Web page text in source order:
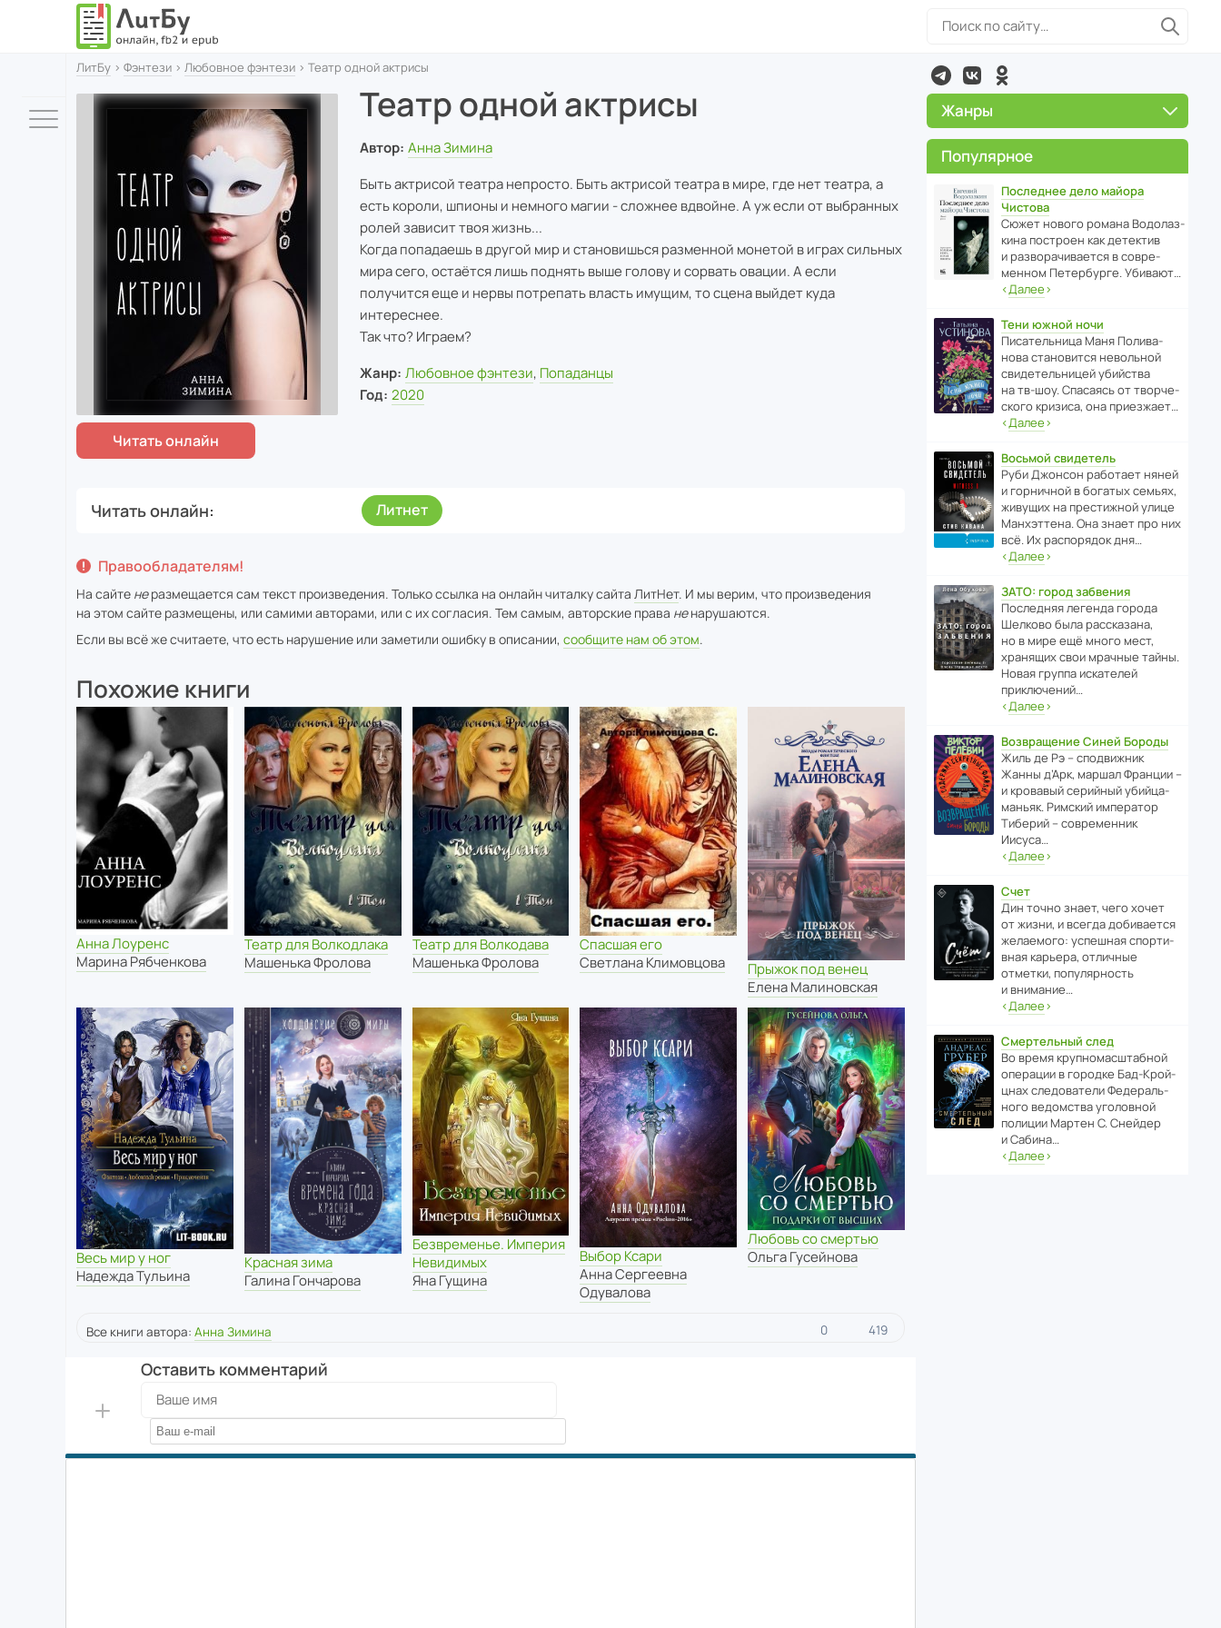
ЛитБу › Фэнтези › Любовное фэнтези › Театр одной актрисы
Театр одной актрисы
Автор: Анна Зимина
Быть актрисой театра непросто. Быть актрисой театра в мире, где нет театра, а
есть короли, шпионы и немного магии - сложнее вдвойне. А уж если от выбранных
ролей зависит твоя жизнь...
Когда попадаешь в другой мир и становишься разменной монетой в играх сильных
мира сего, остаётся лишь поднять выше голову и сорвать овации. А если
получится еще и нервы потрепать власть имущим, то сцена выйдет куда
интереснее.
Так что? Играем?
Жанр: Любовное фэнтези, Попаданцы
Год: 2020
Читать онлайн Литнет
Правообладателям!
На сайте неразмещается сам текст произведения. Только ссылка на онлайн читалку сайта ЛитНет. И мы верим, что произведения
на этом сайте размещены, или самими авторами, или с их согласия. Тем самым, авторские права ненарушаются.
Если вы всё же считаете, что есть нарушение или заметили ошибку в описании, сообщите нам об этом.
Похожие книги
Анна Лоуренс
Марина Рябченкова
Театр для Волкодлака
Машенька Фролова
Театр для Волкодава
Машенька Фролова
Спасшая его
Светлана Климовцова
Прыжок под венец
Елена Малиновская
Весь мир у ног
Надежда Тульина
Красная зима
Галина Гончарова
Безвременье. Империя
Невидимых
Яна Гущина
Выбор Ксари
Анна Сергеевна
Одувалова
Любовь со смертью
Ольга Гусейнова
Все книги автора: Анна Зимина 0 419
Оставить комментарий
Жанры
Популярное
Последнее дело майора
Чистова
Сюжет нового романа Водо­ла­з­
кина пост­роен как дете­ктив
и разво­ра­чи­ва­ется в совре­
менном Пете­р­бурге. Убивают…
‹Далее›
Тени южной ночи
Писа­тель­ница Маня Поли­ва­
нова стано­вится невольной
свиде­тель­ницей убийства
на тв-шоу. Спасаясь от твор­че­
с­кого кризиса, она приезжает…
‹Далее›
Восьмой свидетель
Руби Джонсон рабо­тает няней
и горни­чной в богатых семьях,
живущих на прес­ти­жной улице
Манх­эт­тена. Она знает про них
всё. Их распо­рядок дня…
‹Далее›
ЗАТО: город забвения
После­дняя легенда города
Шелково была расска­зана,
но в мире ещё много мест,
хранящих свои мрачные тайны.
Новая группа иска­телей
приключений…
‹Далее›
Возвращение Синей Бороды
Жиль де Рэ – спод­ви­жник
Жанны д’Арк, маршал Франции –
и кровавый серийный убийца-
маньяк. Римский импе­ратор
Тиберий – совре­менник
Иисуса…
‹Далее›
Счет
Дин точно знает, чего хочет
от жизни, и всегда доби­ва­ется
жела­е­мого: успе­шная спор­ти­
вная карьера, отли­чные
отметки, попу­ля­р­ность
и внимание…
‹Далее›
Смертельный след
Во время круп­но­мас­ш­та­бной
операции в городке Бад‑Крой­
цнах следо­ва­тели Феде­раль­
ного ведомства уголо­вной
полиции Мартен С. Снейдер
и Сабина…
‹Далее›